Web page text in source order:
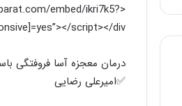
embed/ikri7k5?
script></div>
درمان معجزه آسا فروفتگی
✅امیرعلی رضایی